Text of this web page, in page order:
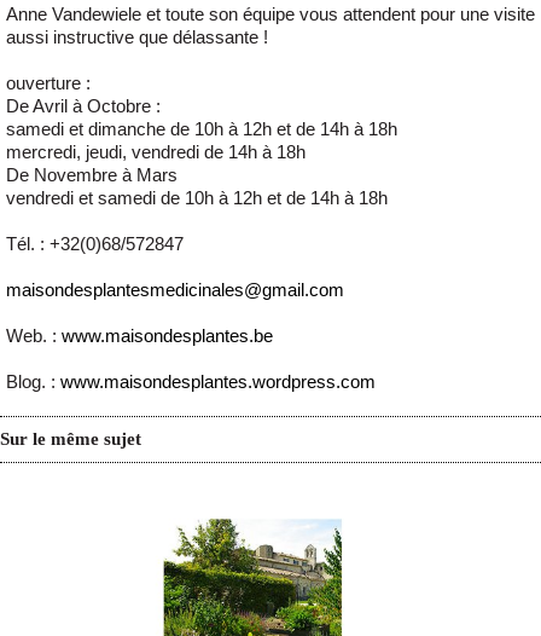
Anne Vandewiele et toute son équipe vous attendent pour une visite
aussi instructive que délassante !
ouverture :
De Avril à Octobre :
samedi et dimanche de 10h à 12h et de 14h à 18h
mercredi, jeudi, vendredi de 14h à 18h
De Novembre à Mars
vendredi et samedi de 10h à 12h et de 14h à 18h
Tél. : +32(0)68/572847
maisondesplantesmedicinales@gmail.com
Web. : www.maisondesplantes.be
Blog. : www.maisondesplantes.wordpress.com
Sur le même sujet